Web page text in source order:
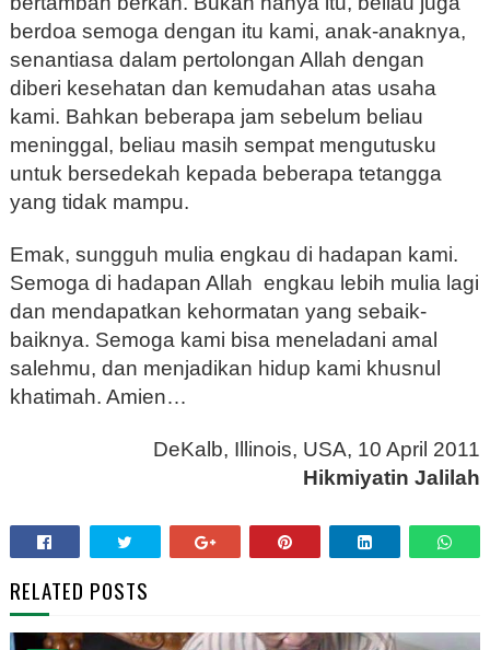
berdoa semoga dengan itu kami, anak-anaknya,
senantiasa dalam pertolongan Allah dengan
diberi kesehatan dan kemudahan atas usaha
kami. Bahkan beberapa jam sebelum beliau
meninggal, beliau masih sempat mengutusku
untuk bersedekah kepada beberapa tetangga
yang tidak mampu.
Emak, sungguh mulia engkau di hadapan kami.
Semoga di hadapan Allah engkau lebih mulia lagi
dan mendapatkan kehormatan yang sebaik-
baiknya. Semoga kami bisa meneladani amal
salehmu, dan menjadikan hidup kami khusnul
khatimah. Amien…
DeKalb, Illinois, USA, 10 April 2011
Hikmiyatin Jalilah
RELATED POSTS